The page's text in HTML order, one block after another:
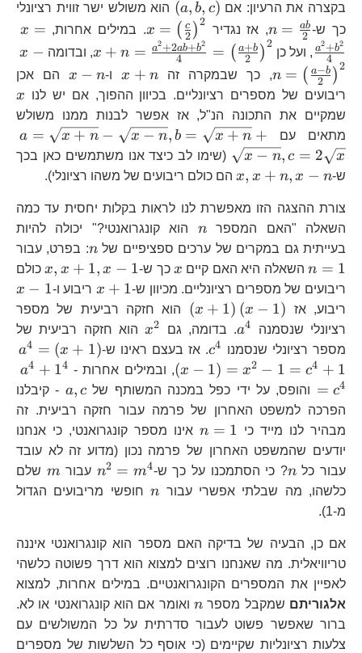
בקצרה את הרעיון: אם
\left(a,b,c\right)
(a, b, c)
הוא משולש ישר זווית רציונלי
כך ש-
n=\frac{ab}
{2}
n = 2
ab , אז נגדיר
x=\left(\frac{c}
{2}\right)^{2}
x = ( 2
c )2
. במילים אחרות, x =
4
a2+b2
, ועל כן x + n = 4
a2+2ab+b2 = ( 2
a+b )
2
, ובדומה
x-
x −
n = ( 2
a−b )
2
, כך שבמקרה זה
x+n
x + n ו-
x-
n
x − n
הם אכן
ריבועים של מספרים רציונליים. בכיוון ההפוך, אם יש לנו x
שמקיים את התכונה הנ"ל, אז אפשר לבנות ממנו משולש
מתאים עם
a = x + n − x − n, b = x + n +
x − n, c = 2 x
(שימו לב כיצד אנו משתמשים כאן בכך
ש-
x,x+n,x-
x, x + n, x − n הם כולם ריבועים של משהו רציונלי).
צורת ההצגה הזו מאפשרת לנו לראות בקלות יחסית עד כמה
השאלה "האם המספר
n n הוא קונגרואנטי?" יכולה להיות
בעייתית גם במקרים של ערכים ספציפיים של
n
n: בפרט, עבור
n = 1 השאלה היא האם קיים
x
x כך ש-
1
x, x + 1, x − 1
כולם
ריבועים של מספרים רציונליים. מכיוון ש-
x+1
x + 1 ריבוע ו- x − 1
ריבוע, אז
\left(x+1\right)\left(x-
1\right)
(x + 1) (x − 1)
הוא חזקה רביעית של מספר
רציונלי שנסמנה
a^{4} a4 . בדומה, גם
x^{2}
x2
הוא חזקה רביעית של
מספר רציונלי שנסמנו
c^{4} c4 . אז בעצם ראינו ש- a4 = (x + 1)
(x − 1) = x2 − 1 = c4 + 1 , ובמילים אחרות - a4 + 14
= c4 והופס, על ידי כפל במכנה המשותף של
a,c
a, c
- קיבלנו
הפרכה למשפט האחרון של פרמה עבור חזקה רביעית. זה
מבהיר לנו מייד כי
n=1 n = 1
אינו מספר קונגרואנטי, כי אנחנו
יודעים שהמשפט האחרון של פרמה נכון (מדוע זה לא עובד
עבור כל
n n? כי הסתמכנו על כך ש-n^2=m^4
n2 = m4 עבור m
m שלם
כלשהו, מה שבלתי אפשרי עבור
n
nחופשי מריבועים הגדול
מ-1).
אם כן, הבעיה של בדיקה האם מספר הוא קונגרואנטי איננה
טריוויאלית. מה שאנחנו רוצים למצוא הוא דרך פשוטה כלשהי
לאפיין את המספרים הקונגרואנטיים. במילים אחרות, למצוא
אלגוריתם שמקבל מספר n n ואומר אם הוא קונגרואנטי או לא.
ברור שאפשר פשוט לעבור סדרתית על כל המשולשים עם
צלעות רציונליות שקיימים (כי אוסף כל השלשות של מספרים